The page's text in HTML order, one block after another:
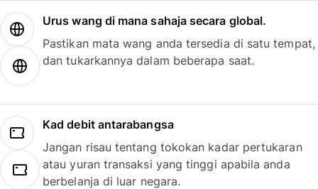
Urus wang di mana sahaja secara global.
Pastikan mata wang anda tersedia di satu tempat,
dan tukarkannya dalam beberapa saat.
Kad debit antarabangsa
Jangan risau tentang tokokan kadar pertukaran
atau yuran transaksi yang tinggi apabila anda
berbelanja di luar negara.